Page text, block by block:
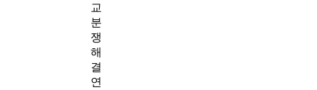
교
분
쟁
해
결
연